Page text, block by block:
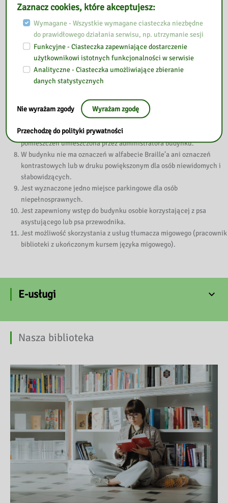
dla osób poruszających się na wózkach inwalidzkich. W budynku
funkcjonuje obszar kontroli.
Filia mieści się na wysokim parterze 4-kondygnacyjnego budynku.
Przed wejściem nie ma głośników systemu naprowadzającego
dźwiękowo osoby niewidome i słabowidzące.
Dla osób poruszających się na wózkach dostępne są korytarze i
pomieszczenia biblioteczne.
W budynku znajduje się toaleta dla osób niepełnosprawnych na
Nie zastosowano urządzeń i innych środków technicznych do
obsługi osób słabosłyszących.
Na parterze budynku znajduje się tablica informująca o rozkładzie
pomieszczeń umieszczona przez administratora budynku.
W budynku nie ma oznaczeń w alfabecie Braille’a ani oznaczeń
kontrastowych lub w druku powiększonym dla osób niewidomych i
słabowidzących.
Jest wyznaczone jedno miejsce parkingowe dla osób
niepełnosprawnych.
Jest zapewniony wstęp do budynku osobie korzystającej z psa
asystującego lub psa przewodnika.
Jest możliwość skorzystania z usług tłumacza migowego (pracownik
biblioteki z ukończonym kursem języka migowego).
E-usługi
Nasza biblioteka
Zaznacz cookies, które akceptujesz:
Wymagane - Wszystkie wymagane ciasteczka niezbędne
do prawidłowego działania serwisu, np. utrzymanie sesji
Funkcyjne - Ciasteczka zapewniające dostarczenie
użytkownikowi istotnych funkcjonalności w serwisie
Analityczne - Ciasteczka umożliwiające zbieranie
danych statystycznych
Nie wyrażam zgody Wyrażam zgodę
Przechodzę do polityki prywatności